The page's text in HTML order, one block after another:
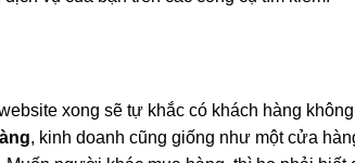
xong sẽ tự khắc có khách hàng
, kinh doanh cũng giống như một cửa